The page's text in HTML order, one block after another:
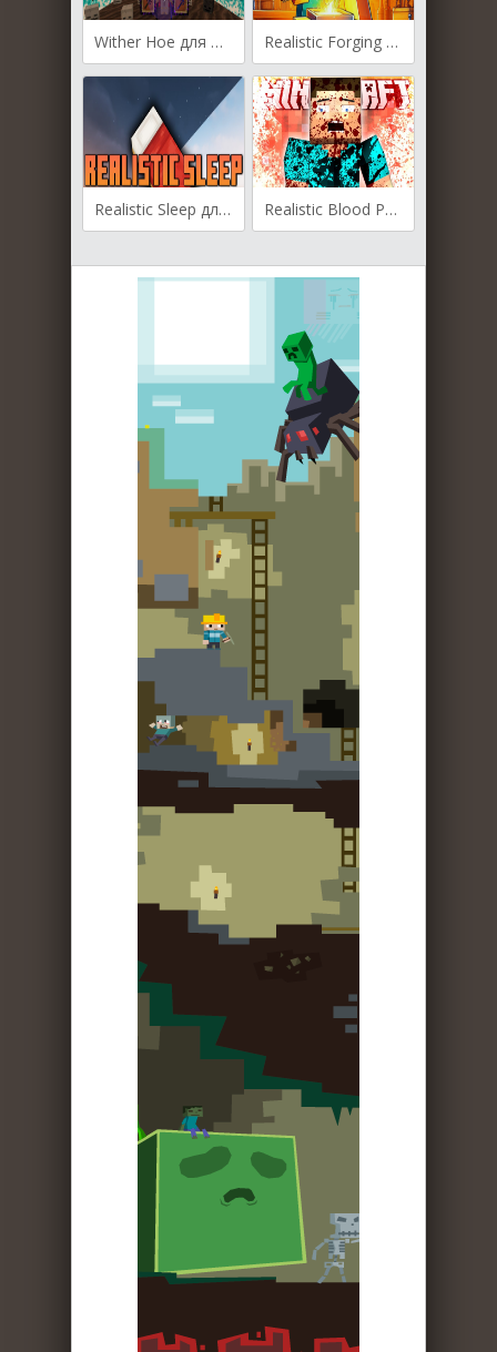
Wither Hoe для Майнкрафт [1.20.2, 1.20.1, 1.20] Realistic Forging для Майнкрафт [1.20.1, 1.20]
Realistic Sleep для Майнкрафт [1.20.2, 1.20.1, 1.20] Realistic Blood Physics для Майнкрафт [1.19.2, 1.18.2, 1.16.5]